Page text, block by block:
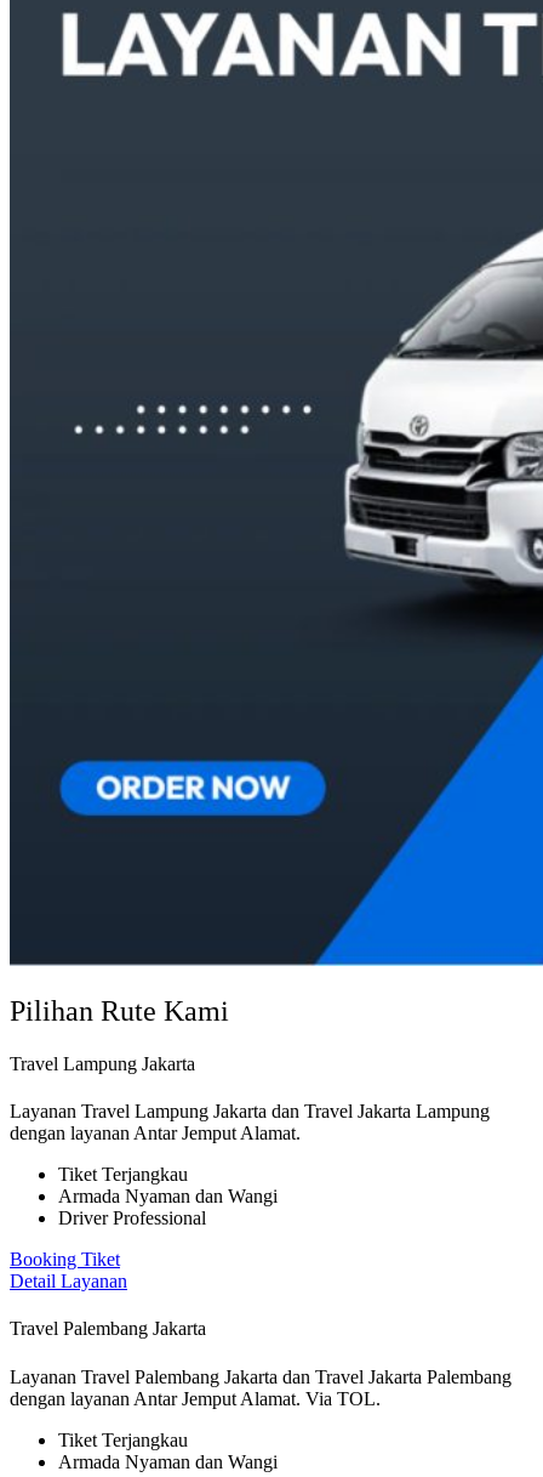
Pilihan Rute Kami
Travel Lampung Jakarta
Layanan Travel Lampung Jakarta dan Travel Jakarta Lampung
dengan layanan Antar Jemput Alamat.
Tiket Terjangkau
Armada Nyaman dan Wangi
Driver Professional
Booking Tiket
Detail Layanan
Travel Palembang Jakarta
Layanan Travel Palembang Jakarta dan Travel Jakarta Palembang
dengan layanan Antar Jemput Alamat. Via TOL.
Tiket Terjangkau
Armada Nyaman dan Wangi